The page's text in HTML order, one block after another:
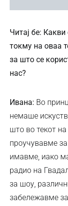
Читај бе: Какви
токму на оваа
за што се
нас?
Ивана: Во
немаше
што во текот
проучувавме
имавме, иако
радио на
за шоу,
забележавме за